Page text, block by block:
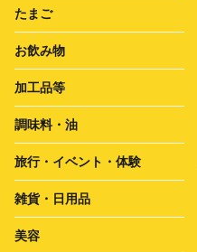
たまご
お飲み物
加工品等
調味料・油
旅行・イベント・体験
雑貨・日用品
美容